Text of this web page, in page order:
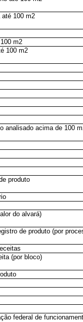
até 100 m2
m2
100 m2
analisado acima de 100
produto
do alvará)
de produto (por
(por bloco)
federal de